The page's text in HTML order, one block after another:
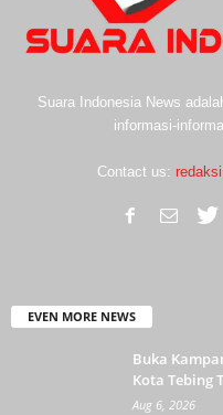
Suara Indonesia News
informasi-
Contact us:
EVEN MORE NEWS
Buka
Kota Tebing
Aug 6, 2026